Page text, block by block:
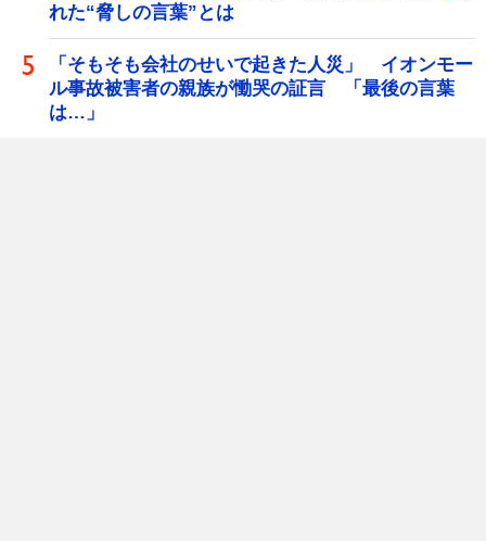
れた“脅しの言葉”とは
「そもそも会社のせいで起きた人災」 イオンモー
ル事故被害者の親族が慟哭の証言 「最後の言葉
は…」